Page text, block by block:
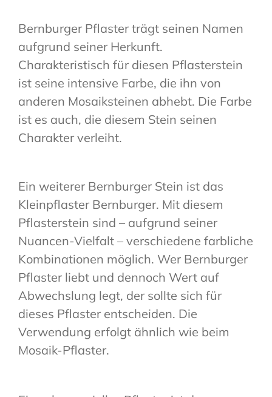
Bernburger Pflaster trägt seinen Namen
aufgrund seiner Herkunft.
Charakteristisch für diesen Pflasterstein
ist seine intensive Farbe, die ihn von
anderen Mosaiksteinen abhebt. Die Farbe
ist es auch, die diesem Stein seinen
Charakter verleiht.
Ein weiterer Bernburger Stein ist das
Kleinpflaster Bernburger. Mit diesem
Pflasterstein sind – aufgrund seiner
Nuancen-Vielfalt – verschiedene farbliche
Kombinationen möglich. Wer Bernburger
Pflaster liebt und dennoch Wert auf
Abwechslung legt, der sollte sich für
dieses Pflaster entscheiden. Die
Verwendung erfolgt ähnlich wie beim
Mosaik-Pflaster.